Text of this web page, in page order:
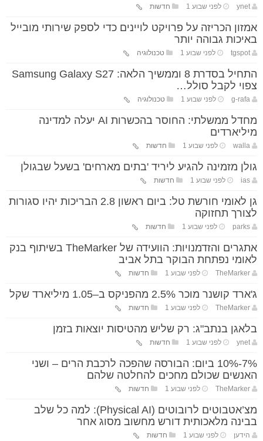
ynet לפני שבוע 1 חדשות
אמזון הכריזה על פרויקט לויינים כדי לספק שירותי מובייל
באיכות גבוהה יותר
tgspot לפני שבוע 1 טכנולוגיה
התחיל בסדרת 8 וממשיך הלאה: Samsung Galaxy S27
צפוי לקבל סולל…
g-rafa לפני שבוע 1 טכנולוגיה
מחדל ממשלתי: החוסר בהכשרות AI יעלה למדינה
מיליארדים
walla לפני שבוע 1 חדשות
גולן מזמינה להגיע ליריד 'בתים מארחים' בשעל שבגולן
ias לפני שבוע 1 חדשות
גן לאומי חורשת טל: ביום ראשון 2.8 הבריכות יהיו סגורות
לצורך תחזוקה
parks לפני שבוע 1 חדשות
אתגרים והזדמנויות: הוועידה של TheMarker בשיתוף בנק
לאומי נפתחת הבוקר בתל אביב
TheMarker לפני שבוע 1 חדשות
ג'ארד קושנר מוכר 2.5% מהפניקס ב–1.05 מיליארד שקל
TheMarker לפני שבוע 1 חדשות
בלאגן בנתב"ג: רק שליש מהטיסות יוצאות בזמן
ynet לפני שבוע 1 חדשות
7%-10% ביום: הבורסה שהפכה לרכבת הרים – ושני
האנשים שכולם מחכים להחלטה שלהם
TheMarker לפני שבוע 1 חדשות
מצ’אטבוטים לרובוטים (Physical AI): למה כל שלב
בבינה מלאכותית דורש מחשוב מסוג אחר
הידען לפני שבוע 1 חדשות